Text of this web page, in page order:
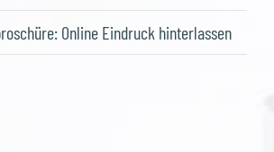
Online Eindruck hinterlassen